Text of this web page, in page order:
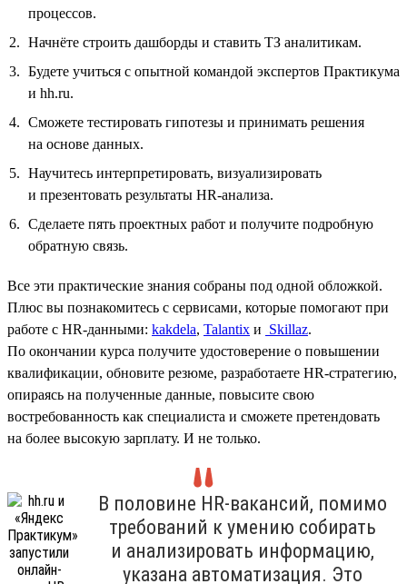
процессов.
Начнёте строить дашборды и ставить ТЗ аналитикам.
Будете учиться с опытной командой экспертов Практикума
и hh.ru.
Сможете тестировать гипотезы и принимать решения
на основе данных.
Научитесь интерпретировать, визуализировать
и презентовать результаты HR‑анализа.
Сделаете пять проектных работ и получите подробную
обратную связь.
Все эти практические знания собраны под одной обложкой.
Плюс вы познакомитесь с сервисами, которые помогают при
работе с HR-данными: kakdela, Talantix и Skillaz.
По окончании курса получите удостоверение о повышении
квалификации, обновите резюме, разработаете HR-стратегию,
опираясь на полученные данные, повысите свою
востребованность как специалиста и сможете претендовать
на более высокую зарплату. И не только.
В половине HR-вакансий, помимо
требований к умению собирать
и анализировать информацию,
указана автоматизация. Это